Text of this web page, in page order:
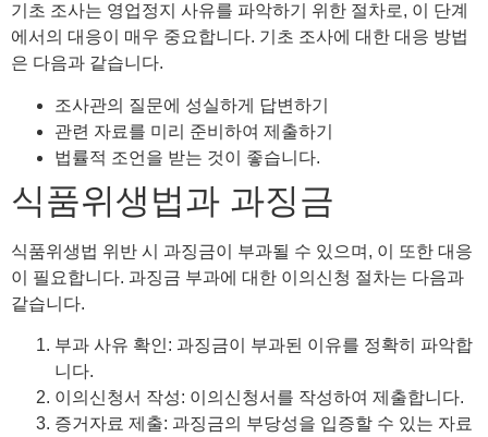
기초 조사는 영업정지 사유를 파악하기 위한 절차로, 이 단계
에서의 대응이 매우 중요합니다. 기초 조사에 대한 대응 방법
은 다음과 같습니다.
조사관의 질문에 성실하게 답변하기
관련 자료를 미리 준비하여 제출하기
법률적 조언을 받는 것이 좋습니다.
식품위생법과 과징금
식품위생법 위반 시 과징금이 부과될 수 있으며, 이 또한 대응
이 필요합니다. 과징금 부과에 대한 이의신청 절차는 다음과
같습니다.
부과 사유 확인: 과징금이 부과된 이유를 정확히 파악합
니다.
이의신청서 작성: 이의신청서를 작성하여 제출합니다.
증거자료 제출: 과징금의 부당성을 입증할 수 있는 자료